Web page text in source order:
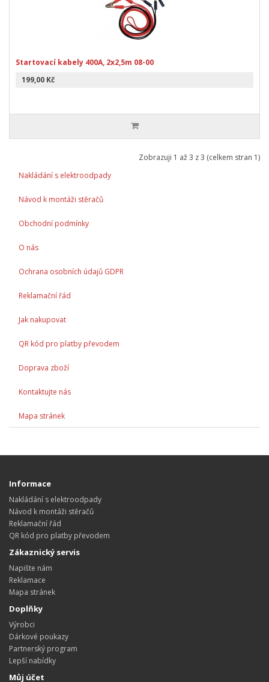
Startovací kabely 400A, 2x2,5m 08-00
199,00 Kč
Zobrazuji 1 až 3 z 3 (celkem stran 1)
Nakládání s elektroodpady
Návod k montáži stěračů
Obchodní podmínky
O nás
Ochrana osobních údajů GDPR
Reklamační řád
Jak nakupovat
QR kód pro platby převodem
Doprava zboží
Kontaktujte nás
Mapa stránek
Informace
Nakládání s elektroodpady
Návod k montáži stěračů
Reklamační řád
QR kód pro platby převodem
Zákaznický servis
Napište nám
Reklamace
Mapa stránek
Doplňky
Výrobci
Dárkové poukazy
Partnerský program
Lepší nabídky
Můj účet